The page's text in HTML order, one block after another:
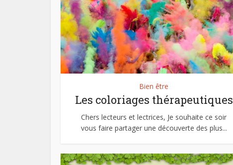
Bien être
Les coloriages thérapeutiques
Chers lecteurs et lectrices, Je souhaite ce soir
vous faire partager une découverte des plus...